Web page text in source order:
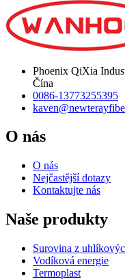
Phoenix QiXia
Čína
0086-13773255395
O nás
O nás
Nejčastější dotazy
Kontaktujte nás
Naše produkty
Surovina z
Vodíková energie
Termoplast